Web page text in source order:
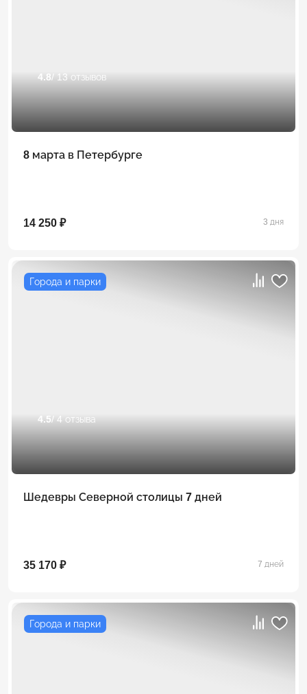
4.8/ 13 отзывов
8 марта в Петербурге
14 250 ₽ 3 дня
Города и парки
4.5/ 4 отзыва
Шедевры Северной столицы 7 дней
35 170 ₽ 7 дней
Города и парки